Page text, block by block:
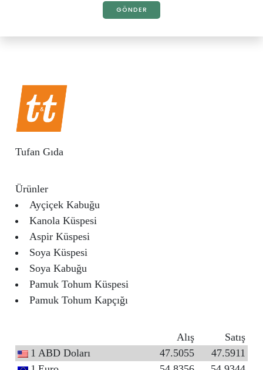
Tufan Gıda
Ürünler
Ayçiçek Kabuğu
Kanola Küspesi
Aspir Küspesi
Soya Küspesi
Soya Kabuğu
Pamuk Tohum Küspesi
Pamuk Tohum Kapçığı
Satış
Alış
1 ABD Doları 47.5911
47.5055